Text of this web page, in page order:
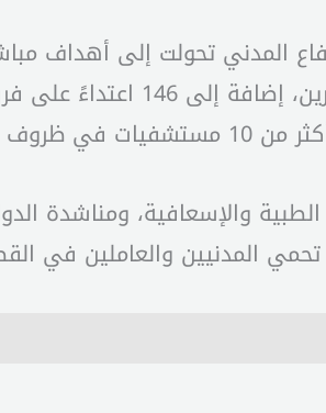
المدني تحولت إلى أهداف
والإسعافية، ومناشدة
المدنيين والعاملين في